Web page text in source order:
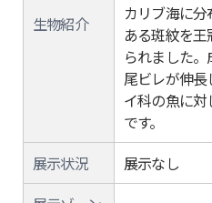
生物紹介
カリブ海に
ある斑紋を
られました。
尾ビレが伸長
イ科の魚に
です。
展示状況
展示なし